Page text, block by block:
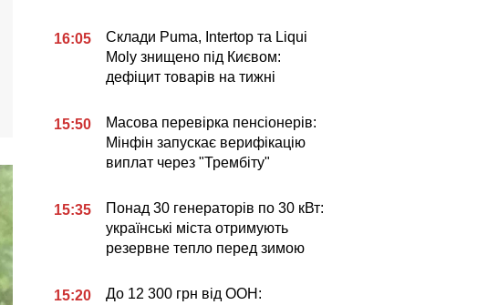
16:05
Склади Puma, Intertop та Liqui
Moly знищено під Києвом:
дефіцит товарів на тижні
15:50
Масова перевірка пенсіонерів:
Мінфін запускає верифікацію
виплат через "Трембіту"
15:35
Понад 30 генераторів по 30 кВт:
українські міста отримують
резервне тепло перед зимою
15:20
До 12 300 грн від ООН: